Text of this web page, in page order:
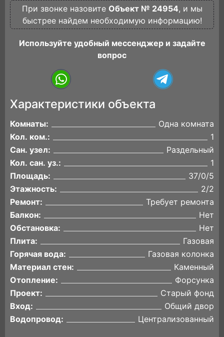
При звонке назовите Объект № 24954, и мы
быстрее найдем необходимую информацию!
Используйте удобный мессенджер и задайте
вопрос
Характеристики объекта
Комнаты:
Одна комната
Кол. ком.:
1
Сан. узел:
Раздельный
Кол. сан. уз.:
1
Площадь:
37/0/5
Этажность:
2/2
Ремонт:
Требует ремонта
Балкон:
Нет
Обстановка:
Нет
Плита:
Газовая
Горячая вода:
Газовая колонка
Материал стен:
Каменный
Отопление:
Форсунка
Проект:
Старый фонд
Вход:
Общий двор
Водопровод:
Централизованный